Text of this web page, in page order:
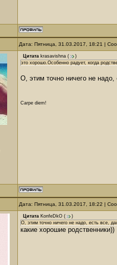
Дата: Пятница, 31.03.2017, 18:21 |
Цитата krasavishna (
)
это хорошо.Особенно радует, когда
О, этим точно ничего не
Carpe diem!
Дата: Пятница, 31.03.2017, 18:22 |
Цитата KonfeDkO (
)
О, этим точно ничего не надо, есть все,
какие хорошие родственники))